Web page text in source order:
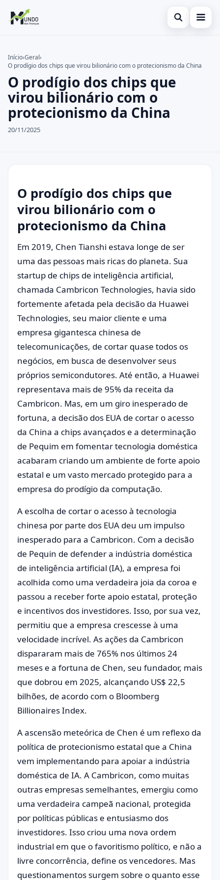
Abrir busca
Economia
Finanças
Buscar no site
Buscar por:
Pressione Enter para buscar ou ESC para fechar.
Início›Geral›
O prodígio dos chips que virou bilionário com o protecionismo da China
O prodígio dos chips que
virou bilionário com o
protecionismo da China
20/11/2025
O prodígio dos chips que
virou bilionário com o
protecionismo da China
Em 2019, Chen Tianshi estava longe de ser
uma das pessoas mais ricas do planeta. Sua
startup de chips de inteligência artificial,
chamada Cambricon Technologies, havia sido
fortemente afetada pela decisão da Huawei
Technologies, seu maior cliente e uma
empresa gigantesca chinesa de
telecomunicações, de cortar quase todos os
negócios, em busca de desenvolver seus
próprios semicondutores. Até então, a Huawei
representava mais de 95% da receita da
Cambricon. Mas, em um giro inesperado de
fortuna, a decisão dos EUA de cortar o acesso
da China a chips avançados e a determinação
de Pequim em fomentar tecnologia doméstica
acabaram criando um ambiente de forte apoio
estatal e um vasto mercado protegido para a
empresa do prodígio da computação.
A escolha de cortar o acesso à tecnologia
chinesa por parte dos EUA deu um impulso
inesperado para a Cambricon. Com a decisão
de Pequin de defender a indústria doméstica
de inteligência artificial (IA), a empresa foi
acolhida como uma verdadeira joia da coroa e
passou a receber forte apoio estatal, proteção
e incentivos dos investidores. Isso, por sua vez,
permitiu que a empresa crescesse à uma
velocidade incrível. As ações da Cambricon
dispararam mais de 765% nos últimos 24
meses e a fortuna de Chen, seu fundador, mais
que dobrou em 2025, alcançando US$ 22,5
bilhões, de acordo com o Bloomberg
Billionaires Index.
A ascensão meteórica de Chen é um reflexo da
política de protecionismo estatal que a China
vem implementando para apoiar a indústria
doméstica de IA. A Cambricon, como muitas
outras empresas semelhantes, emergiu como
uma verdadeira campeã nacional, protegida
por políticas públicas e entusiasmo dos
investidores. Isso criou uma nova ordem
industrial em que o favoritismo político, e não a
livre concorrência, define os vencedores. Mas
questionamentos surgem sobre o quanto esse